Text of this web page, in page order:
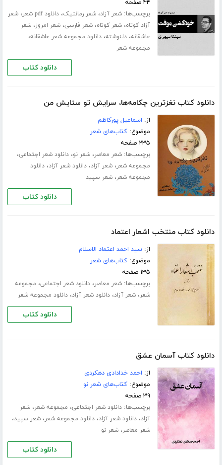
۴۴ صفحه
برچسب‌ها:شعر آزاد،شعر رمانتیک،دانلود pdf شعر ،شعر
آزاد کوتاه،شعر کوتاه،شعر فارسی،شعر امروز،شعر
عاشقانه،دلنوشته،دانلود مجموعه شعر عاشقانه،
مجموعه شعر
دانلود کتاب
دانلود کتاب نغزترین چکامه‌ها، سرایش تو ستایش من
از: اسماعیل پورکاظم
موضوع:کتاب‌های شعر
۲۳۵ صفحه
برچسب‌ها:شعر معاصر،شعر نو،دانلود شعر اجتماعی،
مجموعه شعر،شعر آزاد،دانلود شعر آزاد،دانلود
مجموعه شعر،شعر سپید
دانلود کتاب
دانلود کتاب منتخب اشعار اعتماد
از:سید احمد اعتماد الاسلام
موضوع:کتاب‌های شعر
۱۳۵ صفحه
برچسب‌ها:شعر معاصر،دانلود شعر اجتماعی، مجموعه
شعر،شعر آزاد،دانلود شعر آزاد،دانلود مجموعه شعر
دانلود کتاب
دانلود کتاب آسمان عشق
از: احمد خدادادی دهکردی
موضوع:کتاب‌های شعر نو
۳۹ صفحه
برچسب‌ها:دانلود شعر اجتماعی، مجموعه شعر،شعر
آزاد،دانلود شعر آزاد،دانلود مجموعه شعر،شعر سپید،
شعر معاصر،شعر نو
دانلود کتاب